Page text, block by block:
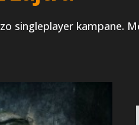
singleplayer kampane.